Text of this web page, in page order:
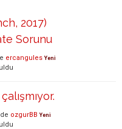
2017)
Sorunu
ercangules Yeni
ozgurBB Yeni